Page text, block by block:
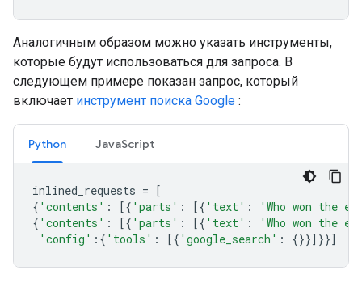
Аналогичным образом можно указать инструменты,
которые будут использоваться для запроса. В
следующем примере показан запрос, который
включает инструмент поиска Google :
Python JavaScript
inlined_requests = [
{ 'contents' : [{ 'parts' : [{ 'text' :
'Who won the
{ 'contents' : [{ 'parts' : [{ 'text' :
'Who won the
'config' :{ 'tools' : [{ 'google_search' : {}}]}}]